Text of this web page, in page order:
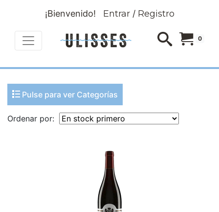
¡Bienvenido! Entrar/ Registro
0
Pulse para ver Categorías
Ordenar por: